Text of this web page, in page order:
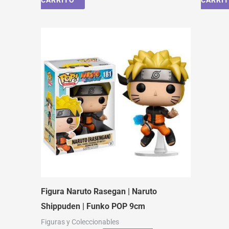
Figura Naruto Rasegan | Naruto
Shippuden | Funko POP 9cm
Figuras y Coleccionables